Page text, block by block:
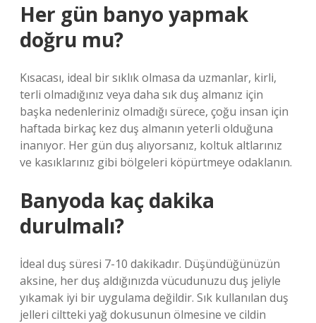
Her gün banyo yapmak
doğru mu?
Kısacası, ideal bir sıklık olmasa da uzmanlar, kirli,
terli olmadığınız veya daha sık duş almanız için
başka nedenleriniz olmadığı sürece, çoğu insan için
haftada birkaç kez duş almanın yeterli olduğuna
inanıyor. Her gün duş alıyorsanız, koltuk altlarınız
ve kasıklarınız gibi bölgeleri köpürtmeye odaklanın.
Banyoda kaç dakika
durulmalı?
İdeal duş süresi 7-10 dakikadır. Düşündüğünüzün
aksine, her duş aldığınızda vücudunuzu duş jeliyle
yıkamak iyi bir uygulama değildir. Sık kullanılan duş
jelleri ciltteki yağ dokusunun ölmesine ve cildin